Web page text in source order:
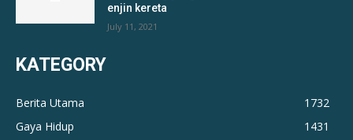
enjin kereta
July 11, 2021
KATEGORY
Berita Utama
1732
Gaya Hidup
1431